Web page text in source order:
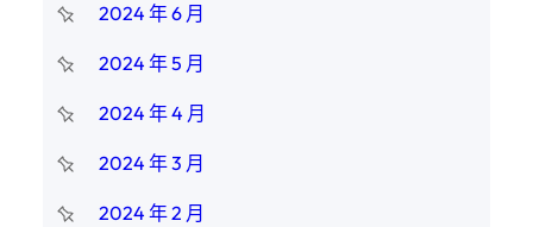
2024 年 6 月
2024 年 5 月
2024 年 4 月
2024 年 3 月
2024 年 2 月